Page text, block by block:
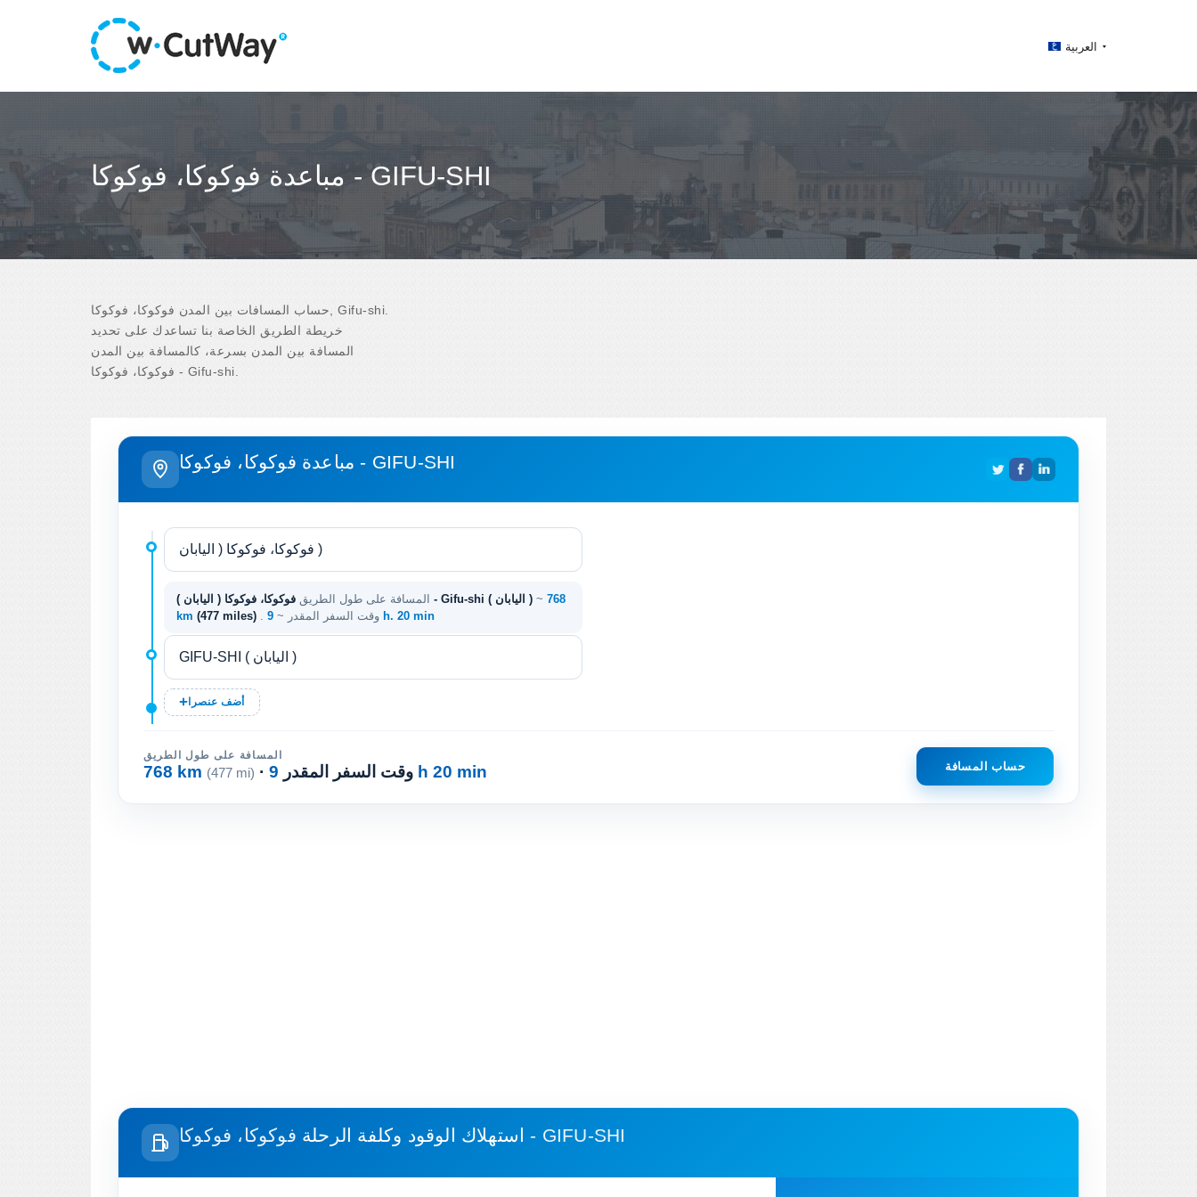
العربية
مباعدة فوكوكا، فوكوكا - GIFU-SHI
حساب المسافات بين المدن فوكوكا، فوكوكا, Gifu-shi.
خريطة الطريق الخاصة بنا تساعدك على تحديد
المسافة بين المدن بسرعة، كالمسافة بين المدن
فوكوكا، فوكوكا - Gifu-shi.
مباعدة فوكوكا، فوكوكا - GIFU-SHI
المسافة على طول الطريق فوكوكا، فوكوكا ( اليابان ) - Gifu-shi ( اليابان ) ~ 768
km (477 miles) . وقت السفر المقدر ~ 9 h. 20 min
أضف عنصرا
المسافة على طول الطريق
768 km (477 mi) · وقت السفر المقدر 9 h 20 min حساب المسافة
استهلاك الوقود وكلفة الرحلة فوكوكا، فوكوكا - GIFU-SHI